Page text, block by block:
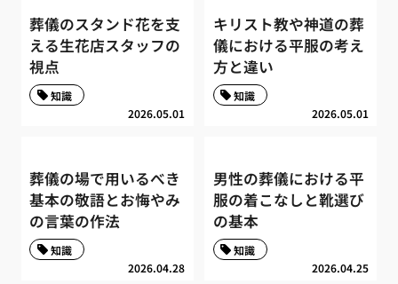
葬儀のスタンド花を支
える生花店スタッフの
視点
2026.05.01
知識
キリスト教や神道の葬
儀における平服の考え
方と違い
2026.05.01
知識
葬儀の場で用いるべき
基本の敬語とお悔やみ
の言葉の作法
2026.04.28
知識
男性の葬儀における平
服の着こなしと靴選び
の基本
2026.04.25
知識